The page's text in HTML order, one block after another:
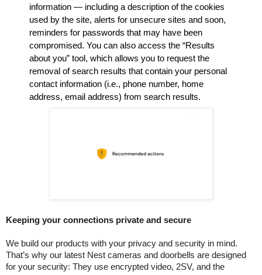
information — including a description of the cookies
used by the site, alerts for unsecure sites and soon,
reminders for passwords that may have been
compromised. You can also access the “Results
about you” tool, which allows you to request the
removal of search results that contain your personal
contact information (i.e., phone number, home
address, email address) from search results.
Keeping your connections private and secure
We build our products with your privacy and security in mind.
That’s why our latest Nest cameras and doorbells are designed
for your security: They use encrypted video, 2SV, and the